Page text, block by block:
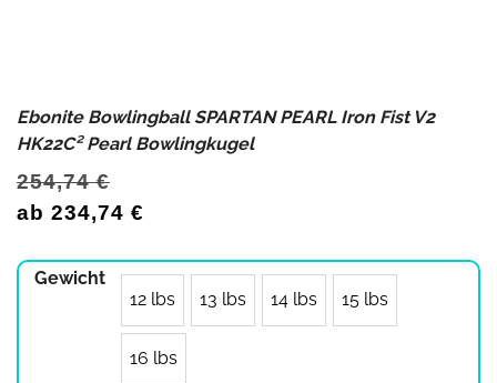
Ebonite Bowlingball SPARTAN PEARL Iron Fist V2
HK22C² Pearl Bowlingkugel
254,74€
ab 234,74 €
Gewicht
12 lbs
13 lbs 14 lbs 15 lbs
16 lbs